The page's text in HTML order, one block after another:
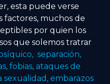
esta puede verse
muchos de
por quien los
que solemos tratrar
separación,
fobias, ataques de
embarazos